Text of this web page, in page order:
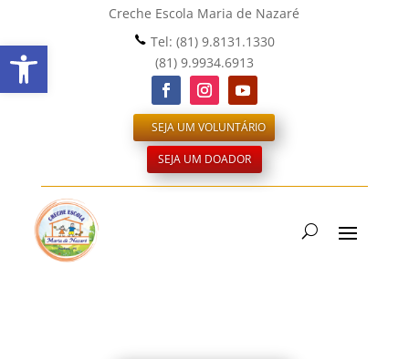
Abrir a barra de ferramentas
Creche Escola Maria de Nazaré
Tel: (81) 9.8131.1330
(81) 9.9934.6913
SEJA UM VOLUNTÁRIO
SEJA UM DOADOR